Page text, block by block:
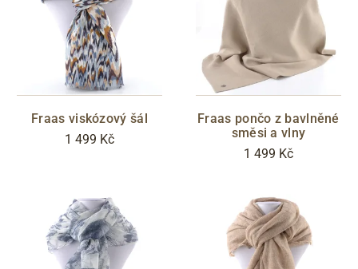
béžová
modrá
oranžová
Zlevněno
S05 - Liberec
Fraas viskózový šál
1 499 Kč
Fraas pončo z bavlněné
směsi a vlny
1 499 Kč